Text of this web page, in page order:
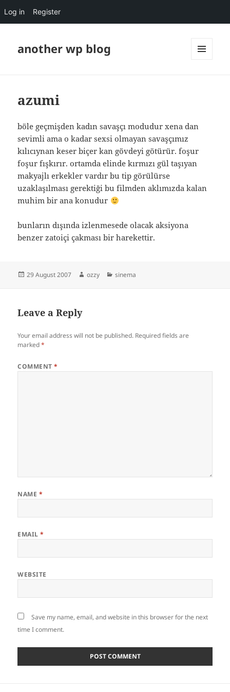
Log in Register
another wp blog
azumi
böle geçmişden kadın savaşçı modudur xena dan
sevimli ama o kadar sexsi olmayan savaşçımız
kılıcıynan keser biçer kan gövdeyi götürür. foşur
foşur fışkırır. ortamda elinde kırmızı gül taşıyan
makyajlı erkekler vardır bu tip görülürse
uzaklaşılması gerektiği bu filmden aklımızda kalan
muhim bir ana konudur
bunların dışında izlenmesede olacak aksiyona
benzer zatoiçi çakması bir harekettir.
Posted
29 August 2007 Author
ozzy Categories
sinema
Leave a Reply
Your email address will not be published. Required fields are
marked*
COMMENT*
NAME *
EMAIL*
WEBSITE
Save my name, email, and website in this browser for the next
time I comment.